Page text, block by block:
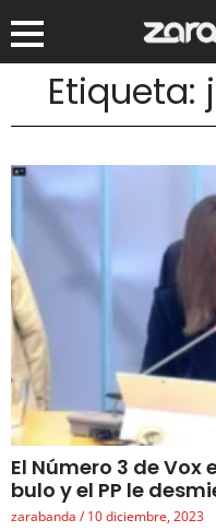
Etiqueta:
El Número 3 de
bulo y el PP le
zarabanda 10 diciembre, 2023